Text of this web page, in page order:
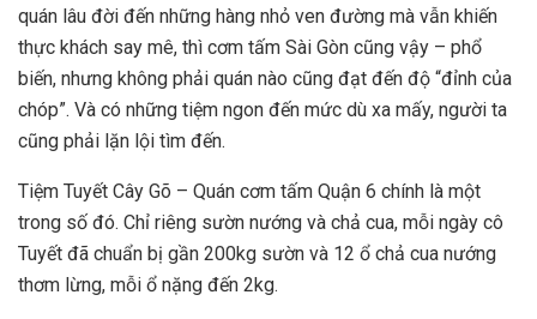
quán lâu đời đến những hàng nhỏ ven đường mà vẫn khiến
thực khách say mê, thì cơm tấm Sài Gòn cũng vậy – phổ
biến, nhưng không phải quán nào cũng đạt đến độ “đỉnh của
chóp”. Và có những tiệm ngon đến mức dù xa mấy, người ta
cũng phải lặn lội tìm đến.
Tiệm Tuyết Cây Gõ – Quán cơm tấm Quận 6 chính là một
trong số đó. Chỉ riêng sườn nướng và chả cua, mỗi ngày cô
Tuyết đã chuẩn bị gần 200kg sườn và 12 ổ chả cua nướng
thơm lừng, mỗi ổ nặng đến 2kg.